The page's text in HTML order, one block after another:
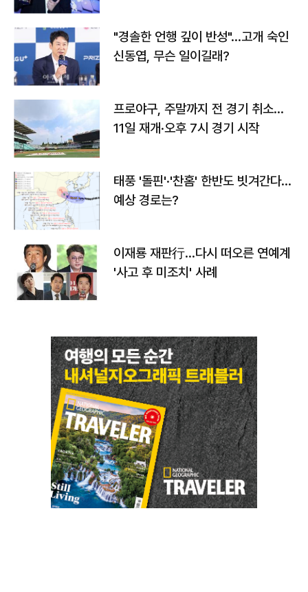
"경솔한 언행 깊이 반성"…고개 숙인
신동엽, 무슨 일이길래?
프로야구, 주말까지 전 경기 취소…
11일 재개·오후 7시 경기 시작
태풍 '돌핀'·'찬홈' 한반도 빗겨간다…
예상 경로는?
이재룡 재판行…다시 떠오른 연예계
'사고 후 미조치' 사례